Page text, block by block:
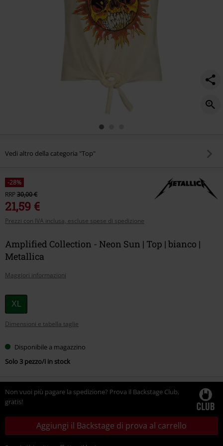
Vedi altro della categoria "Top"
-28%
RRP30,00 €
21,59 €
Prezzi con IVA inclusa, escluse spese di spedizione
Amplified Collection - Neon Sun | Top | bianco |
Metallica
Maggiori informazioni
Scegli
la
tua
XL
Dimensioni e tabella taglie
Disponibile a magazzino
Solo 3 pezzo/i in stock
Non vuoi più pagare la spedizione? Prova il Backstage Club,
gratis!
Aggiungi il Backstage di prova al carrello